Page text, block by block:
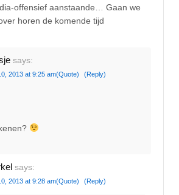
offensief aanstaande… Gaan we
horen de komende tijd
says:
2013 at 9:25 am(Quote) (Reply)
says:
2013 at 9:28 am(Quote) (Reply)